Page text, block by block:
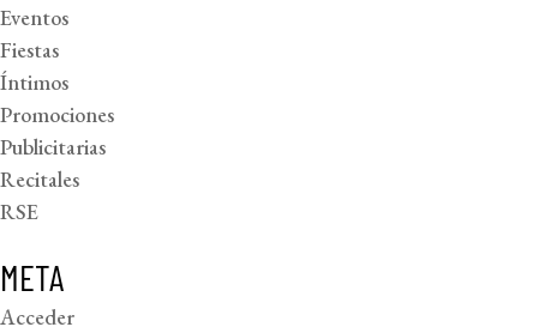
Eventos
Fiestas
Íntimos
Promociones
Publicitarias
Recitales
RSE
META
Acceder